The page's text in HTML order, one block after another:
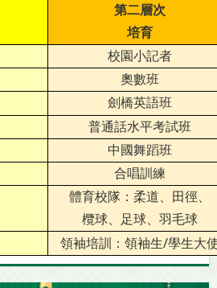
第二層次
培育
校園小記者
奧數班
劍橋英語班
普通話水平考試班
中國舞蹈班
合唱訓練
體育校隊：柔道、田徑、
欖球、足球、羽毛球
領袖培訓：領袖生/學生大